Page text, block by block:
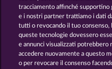
Black Beauty
Termini e
tracciamento affinché supportino
e i nostri partner trattiamo i dati
tutti o revocando il tuo consenso,
queste tecnologie dovessero
e annunci visualizzati potrebbero
accedere nuovamente a questo
o per revocare il consenso